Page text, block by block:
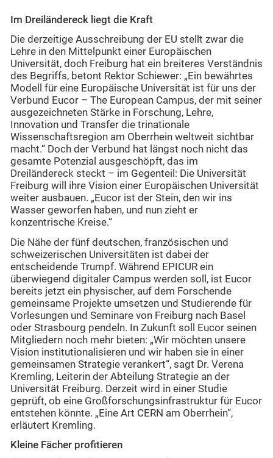
Im Dreiländereck liegt die Kraft
Die derzeitige Ausschreibung der EU stellt zwar die
Lehre in den Mittelpunkt einer Europäischen
Universität, doch Freiburg hat ein breiteres Verständnis
des Begriffs, betont Rektor Schiewer: „Ein bewährtes
Modell für eine Europäische Universität ist für uns der
Verbund Eucor – The European Campus, der mit seiner
ausgezeichneten Stärke in Forschung, Lehre,
Innovation und Transfer die trinationale
Wissenschaftsregion am Oberrhein weltweit sichtbar
macht.“ Doch der Verbund hat längst noch nicht das
gesamte Potenzial ausgeschöpft, das im
Dreiländereck steckt – im Gegenteil: Die Universität
Freiburg will ihre Vision einer Europäischen Universität
weiter ausbauen. „Eucor ist der Stein, den wir ins
Wasser geworfen haben, und nun zieht er
konzentrische Kreise.“
Die Nähe der fünf deutschen, französischen und
schweizerischen Universitäten ist dabei der
entscheidende Trumpf. Während EPICUR ein
überwiegend digitaler Campus werden soll, ist Eucor
bereits jetzt ein physischer, auf dem Forschende
gemeinsame Projekte umsetzen und Studierende für
Vorlesungen und Seminare von Freiburg nach Basel
oder Strasbourg pendeln. In Zukunft soll Eucor seinen
Mitgliedern noch mehr bieten: „Wir möchten unsere
Vision institutionalisieren und wir haben sie in einer
gemeinsamen Strategie verankert“, sagt Dr. Verena
Kremling, Leiterin der Abteilung Strategie an der
Universität Freiburg. Derzeit wird in einer Studie
geprüft, ob eine Großforschungsinfrastruktur für Eucor
entstehen könnte. „Eine Art CERN am Oberrhein“,
erläutert Kremling.
Kleine Fächer profitieren